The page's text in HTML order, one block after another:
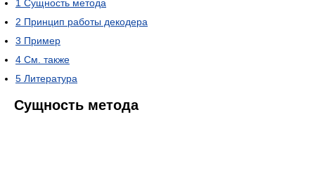
1 Сущность метода
2 Принцип работы декодера
3 Пример
4 См. также
5 Литература
Сущность метода